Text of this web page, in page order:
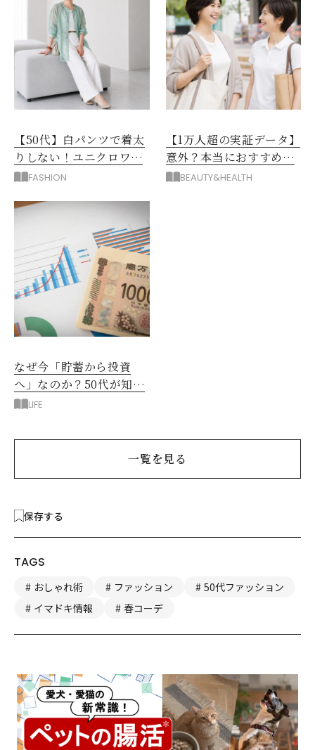
【50代】白パンツで着太
りしない！ユニクロワイ
ドパンツ夏の着回しテク
FASHION
【1万人超の実証データ】
意外？本当におすすめな
運動とストレス解消法と
BEAUTY&HEALTH
なぜ今「貯蓄から投資
へ」なのか？50代が知る
べきお金の新常識
LIFE
一覧を見る
保存する
TAGS
おしゃれ術 ファッション
50代ファッション
イマドキ情報
春コーデ